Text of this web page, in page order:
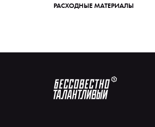
РАСХОДНЫЕ МАТЕРИАЛЫ